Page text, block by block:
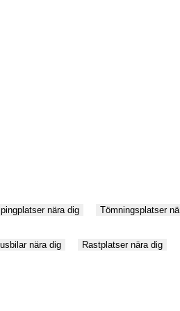
nära dig Tömningsplatser
nära dig Rastplatser nära dig